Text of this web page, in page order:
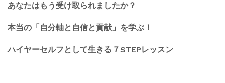
あなたはもう受け取られましたか？
本当の「自分軸と自信と貢献」を学ぶ！
ハイヤーセルフとして生きる７STEPレッスン